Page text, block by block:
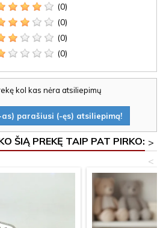
(0)
(0)
(0)
(0)
kol kas nėra atsiliepimų
parašiusi (-ęs) atsiliepimą!
ŠIĄ PREKĘ TAIP PAT PIRKO: >
<